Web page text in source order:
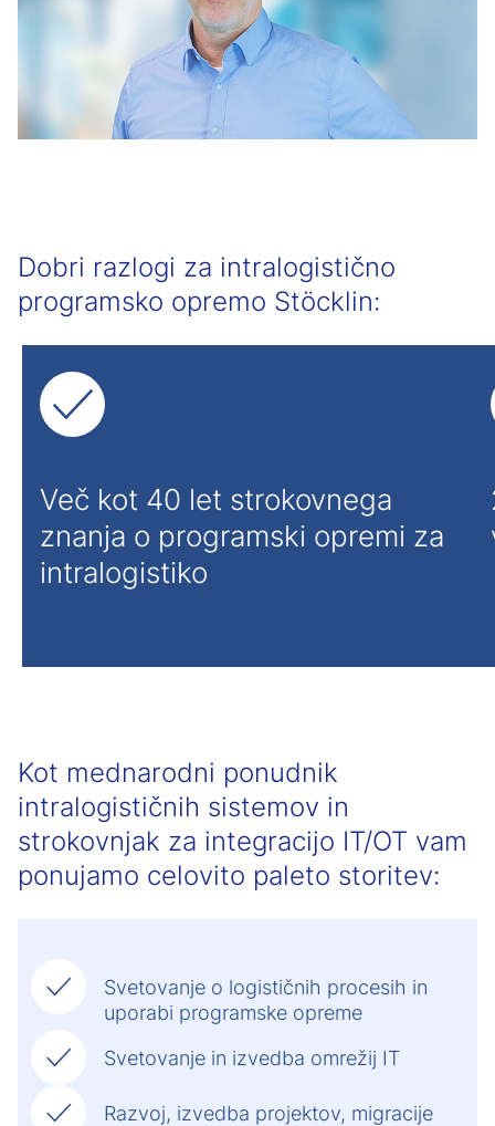
Dobri razlogi za intralogistično
programsko opremo Stöcklin:
Več kot 40 let strokovnega
znanja o programski opremi za
intralogistiko
Kot mednarodni ponudnik
intralogističnih sistemov in
strokovnjak za integracijo IT/OT vam
ponujamo celovito paleto storitev:
Svetovanje o logističnih procesih in
uporabi programske opreme
Svetovanje in izvedba omrežij IT
Razvoj, izvedba projektov, migracije